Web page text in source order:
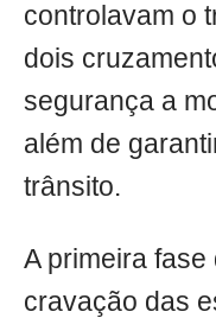
controlavam o
dois
segurança a
além de
trânsito.
A primeira
cravação das